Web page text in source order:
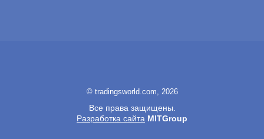
© tradingsworld.com, 2026
Все права защищены.
Разработка сайта MITGroup